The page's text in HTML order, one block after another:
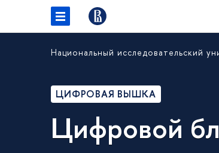
Национальный исследовательский
ЦИФРОВАЯ ВЫШКА
Цифровой